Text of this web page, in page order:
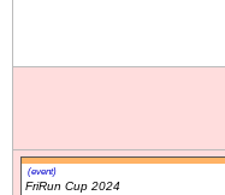
(event)
FriRun Cup 2024